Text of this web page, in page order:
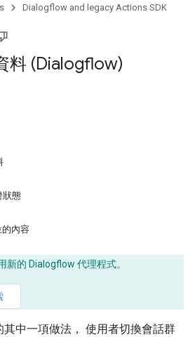
Dialogflow and legacy Actions SDK
料 (Dialogflow)
狀態
內容
新的 Dialogflow 代理程式。
中一項做法， 使用者切換會話群